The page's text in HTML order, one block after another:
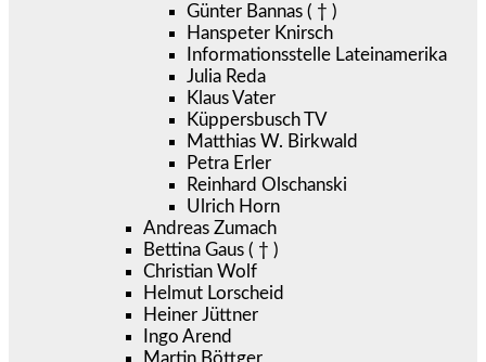
Günter Bannas ( † )
Hanspeter Knirsch
Informationsstelle Lateinamerika
Julia Reda
Klaus Vater
Küppersbusch TV
Matthias W. Birkwald
Petra Erler
Reinhard Olschanski
Ulrich Horn
Andreas Zumach
Bettina Gaus ( † )
Christian Wolf
Helmut Lorscheid
Heiner Jüttner
Ingo Arend
Martin Böttger